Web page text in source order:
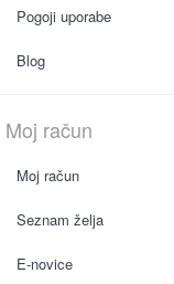
Pogoji uporabe
Blog
Moj račun
Moj račun
Seznam želja
E-novice